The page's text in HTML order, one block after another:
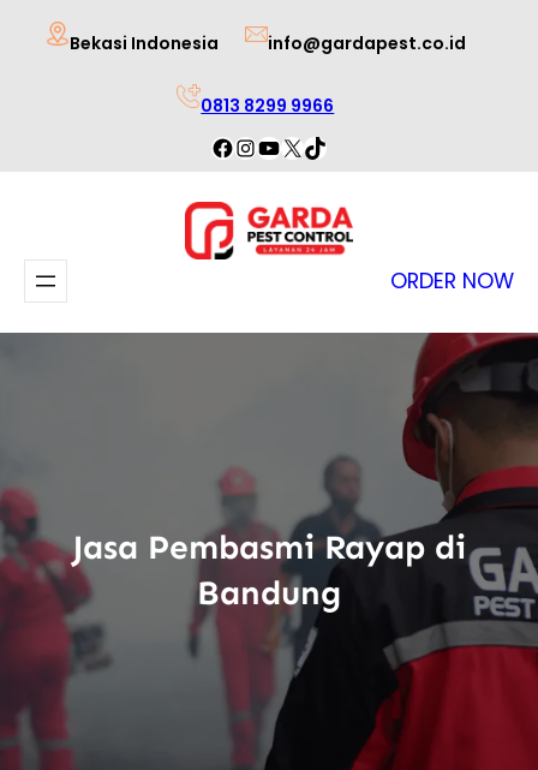
Lewati
Bekasi Indonesia info@gardapest.co.id
0813 8299 9966
Facebook
Instagram
YouTube
X TikTok
ORDER NOW
Jasa Pembasmi Rayap di
Bandung